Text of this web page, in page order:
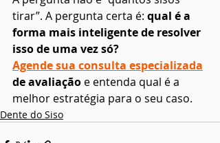
tirar”. A pergunta certa é: qual é a
forma mais inteligente de resolver
isso de uma vez só?
Agende sua consulta especializada
de avaliação e entenda qual é a
melhor estratégia para o seu caso.
Dente do Siso